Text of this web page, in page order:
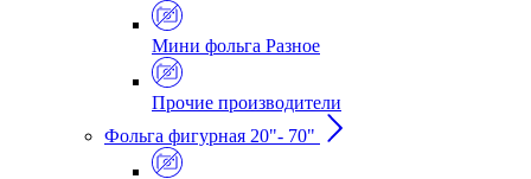
Мини фольга Разное
Прочие производители
Фольга фигурная 20"- 70"